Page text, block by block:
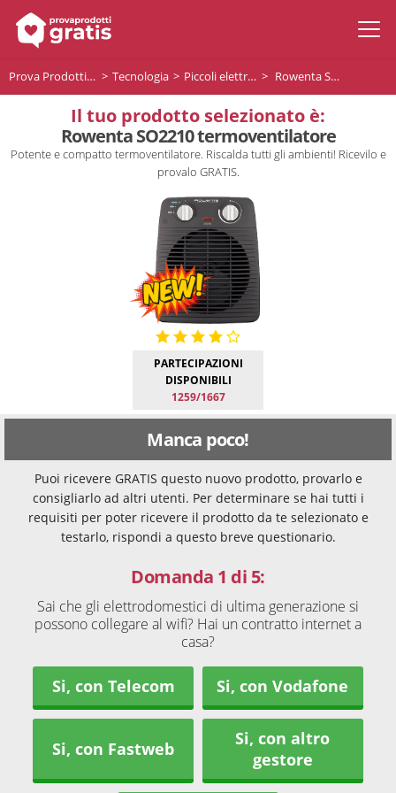
Prova Prodotti Gratis Tecnologia Piccoli elettrodomestici Rowenta SO2210 termoventilatore
Il tuo prodotto selezionato è:
Rowenta SO2210 termoventilatore
Potente e compatto termoventilatore. Riscalda tutti gli ambienti! Ricevilo e
provalo GRATIS.
PARTECIPAZIONI
DISPONIBILI
1259/1667
Manca poco!
Puoi ricevere GRATIS questo nuovo prodotto, provarlo e
consigliarlo ad altri utenti. Per determinare se hai tutti i
requisiti per poter ricevere il prodotto da te selezionato e
testarlo, rispondi a questo breve questionario.
Domanda 1 di 5:
Sai che gli elettrodomestici di ultima generazione si
possono collegare al wifi? Hai un contratto internet a
casa?
Si, con Telecom Si, con Vodafone
Si, con Fastweb
Si, con altro
gestore